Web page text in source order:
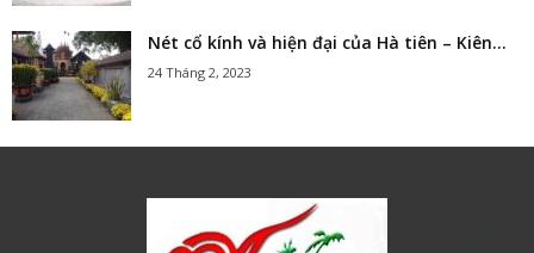
Nét cổ kính và hiện đại của Hà tiên – Kiên...
24 Tháng 2, 2023